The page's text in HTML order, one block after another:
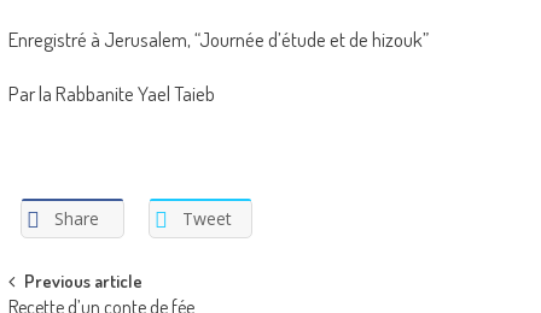
Enregistré à Jerusalem, “Journée d’étude et de hizouk”
Par la Rabbanite Yael Taieb
Share Tweet
Post
Previous article
Recette d’un conte de fée